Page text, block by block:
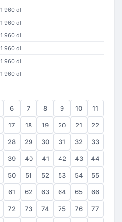
1 960 dl
1 960 dl
1 960 dl
1 960 dl
1 960 dl
1 960 dl
6 7 8 9 10 11
17 18 19 20 21 22
28 29 30 31 32 33
39 40 41 42 43 44
50 51 52 53 54 55
61 62 63 64 65 66
72 73 74 75 76 77